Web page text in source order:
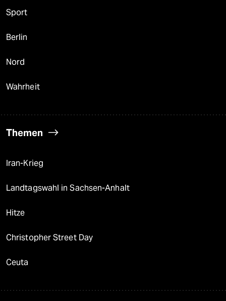
Sport
Berlin
Nord
Wahrheit
Themen
Iran-Krieg
Landtagswahl in Sachsen-Anhalt
Hitze
Christopher Street Day
Ceuta